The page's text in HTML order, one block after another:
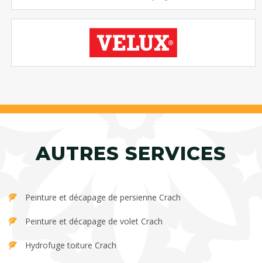
AUTRES SERVICES
Peinture et décapage de persienne Crach
Peinture et décapage de volet Crach
Hydrofuge toiture Crach